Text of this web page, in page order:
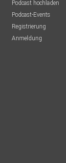
Podcast hochladen
Podcast-Events
Registrierung
Anmeldung